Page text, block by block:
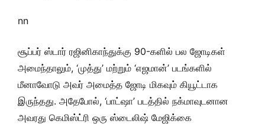
nn
சூப்பர் ஸ்டார் ரஜினிகாந்துக்கு 90-களில் பல ஜோடிகள்
அமைந்தாலும், ‘முத்து’ மற்றும் ‘எஜமான்’ படங்களில்
மீனாவோடு அவர் அமைத்த ஜோடி மிகவும் கியூட்டாக
இருந்தது. அதேபோல், ‘பாட்ஷா’ படத்தில் நக்மாவுடனான
அவரது கெமிஸ்ட்ரி ஒரு ஸ்டைலிஷ் மேஜிக்கை